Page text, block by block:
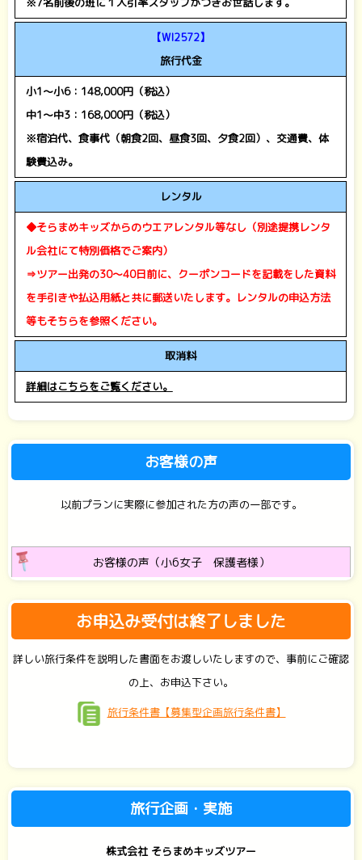
【WI2572】
旅行代金
小1～小6：148,000円（税込）
中1～中3：168,000円（税込）
※宿泊代、食事代（朝食2回、昼食3回、夕食2回）、交通費、体
験費込み。
レンタル
◆そらまめキッズからのウエアレンタル等なし（別途提携レンタ
ル会社にて特別価格でご案内）
⇒ツアー出発の30～40日前に、クーポンコードを記載をした資料
を手引きや払込用紙と共に郵送いたします。レンタルの申込方法
等もそちらを参照ください。
取消料
詳細はこちらをご覧ください。
お客様の声
以前プランに実際に参加された方の声の一部です。
お客様の声（小6女子 保護者様）
お申込み受付は終了しました
詳しい旅行条件を説明した書面をお渡しいたしますので、事前にご確認
の上、お申込下さい。
旅行条件書【募集型企画旅行条件書】
旅行企画・実施
株式会社 そらまめキッズツアー